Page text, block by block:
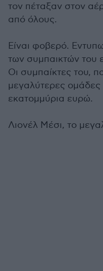
τον πέταξαν στον
από όλους.
Είναι φοβερό.
των συμπαικτών του
Οι συμπαίκτες του,
μεγαλύτερες
εκατομμύρια ευρώ.
Λιονέλ Μέσι, το